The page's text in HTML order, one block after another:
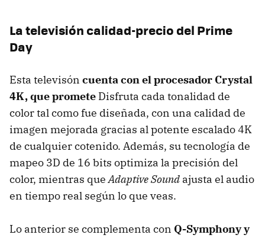
La televisión calidad-precio del Prime
Day
Esta televisón cuenta con el procesador Crystal
4K, que promete Disfruta cada tonalidad de
color tal como fue diseñada, con una calidad de
imagen mejorada gracias al potente escalado 4K
de cualquier cotenido. Además, su tecnología de
mapeo 3D de 16 bits optimiza la precisión del
color, mientras queAdaptive Sound ajusta el audio
en tiempo real según lo que veas.
Lo anterior se complementa con Q-Symphony y